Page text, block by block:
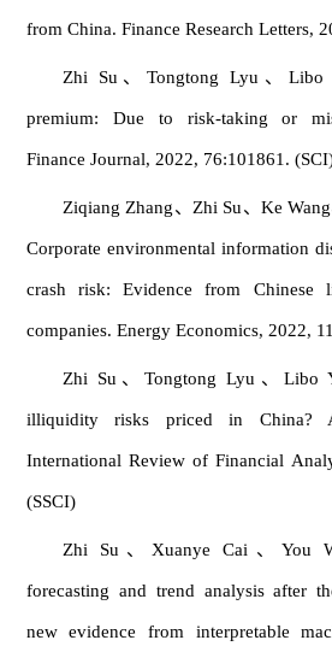
from China. Finance Research Letters,
Zhi Su、Tongtong Lyu、Libo
premium: Due to risk-taking or
Finance Journal, 2022, 76:101861.
Ziqiang Zhang、Zhi Su、Ke
Corporate environmental information
crash risk: Evidence from Chinese
companies. Energy Economics, 2022,
Zhi Su、Tongtong Lyu、Libo
illiquidity risks priced in China? A
International Review of Financial
(SSCI)
Zhi Su、Xuanye Cai、You
forecasting and trend analysis after
new evidence from interpretable